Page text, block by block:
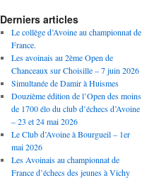
Derniers articles
Le collège d’Avoine au championnat de
France.
Les avoinais au 2ème Open de
Chanceaux sur Choisille – 7 juin 2026
Simultanée de Damir à Huismes
Douzième édition de l’Open des moins
de 1700 élo du club d’échecs d’Avoine
– 23 et 24 mai 2026
Le Club d’Avoine à Bourgueil – 1er
mai 2026
Les Avoinais au championnat de
France d’échecs des jeunes à Vichy